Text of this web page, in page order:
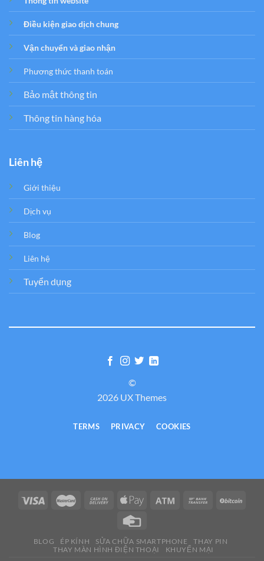
Điều kiện giao dịch chung
Vận chuyển và giao nhận
Phương thức thanh toán
Bảo mật thông tin
Thông tin hàng hóa
Liên hệ
Giới thiệu
Dịch vụ
Blog
Liên hệ
Tuyển dụng
©
2026 UX Themes
TERMS PRIVACY COOKIES
BLOG ÉP KÍNH SỬA CHỮA SMARTPHONE
THAY PIN
THAY MÀN HÌNH ĐIỆN THOẠI
KHUYẾN MẠI